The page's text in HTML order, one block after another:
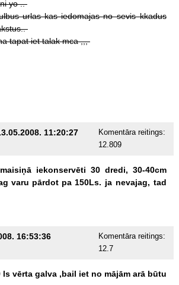
yo ..
urlas kas iedomajas no sevis kkadus
tapat iet talak mca ,,,
11:20:27
Komentāra reitings:
12.809
maisiņā iekonservēti 30 dredi, 30-40cm
varu pārdot pa 150Ls. ja nevajag, tad
16:53:36
Komentāra reitings:
12.7
ls vērta galva ,bail iet no mājām arā būtu